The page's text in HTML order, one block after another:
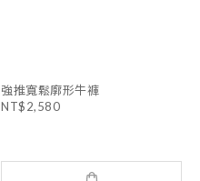
強推寬鬆廓形牛褲
NT$2,580